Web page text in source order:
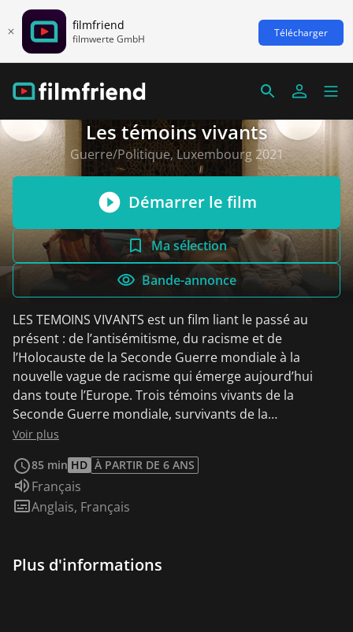
filmfriend
filmwerte GmbH Télécharger
Les témoins vivants
Guerre/Politique, Luxembourg 2021
Démarrer le film
Ma sélection
Bande-annonce
LES TEMOINS VIVANTS est un film liant le passé au
présent : de l’antisémitisme, du racisme et de
l’Holocauste de la Seconde Guerre mondiale à la
nouvelle vague de racisme qui émerge aujourd’hui
dans toute l’Europe. Trois témoins vivants de la
Seconde Guerre mondiale, survivants de la
déportation ou des camps de concentration,
immigrés de Syrie ou de Côte d’Ivoire. Avec la
déportation et l’extermination des juifs à l’esprit, les six
découvrent comment les crimes contre l’humanité
dans l’après-guerre, mais les déclarations de «plus
Voir plus
85 min HD À PARTIR DE 6 ANS
Audio :
Français
Sous-titres :
Anglais, Français
Plus d'informations